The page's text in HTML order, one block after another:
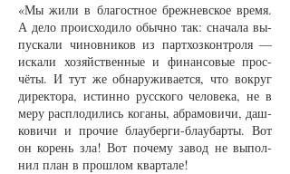
«Мы жи­ли в бла­гост­ное бреж­нев­ское вре­мя.
А де­ло про­ис­хо­ди­ло обыч­но так: сна­ча­ла вы­
пус­ка­ли чи­нов­ни­ков из пар­т­хоз­кон­тро­ля —
ис­ка­ли хо­зяйст­вен­ные и фи­нан­со­вые прос­
чёты. И тут же об­на­ру­жи­ва­ет­ся, что во­круг
ди­рек­то­ра, ис­тин­но рус­ско­го че­ло­ве­ка, не в
ме­ру рас­пло­ди­лись ко­га­ны, аб­ра­мо­ви­чи, даш­
ко­ви­чи и про­чие бла­у­бер­ги-бла­у­бар­ты. Вот
он ко­рень зла! Вот по­че­му за­вод не вы­пол­
нил план в про­ш­лом квар­та­ле!